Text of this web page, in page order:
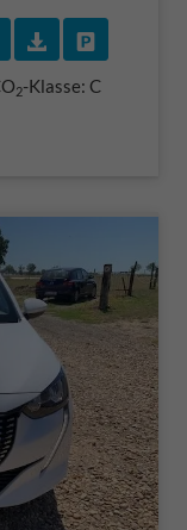
vereinbaren
Wir rufen Sie an
2-Klasse: C